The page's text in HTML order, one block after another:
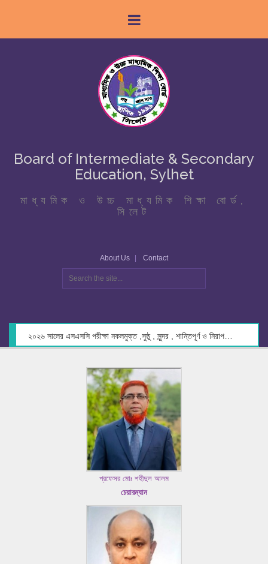
Board of Intermediate & Secondary
Education, Sylhet
মাধ্যমিক ও উচ্চ মাধ্যমিক শিক্ষা বোর্ড,
সিলেট
About Us Contact
প্রফেসর মোঃ শহীদুল আলম
চেয়ারম্যান